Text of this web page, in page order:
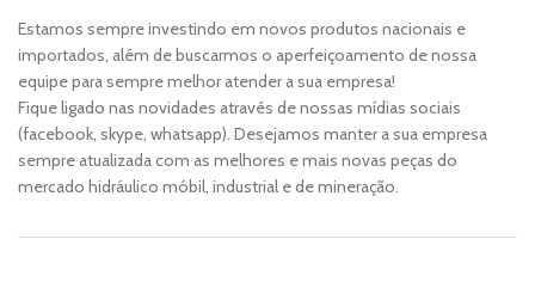
Estamos sempre investindo em novos produtos nacionais e
importados, além de buscarmos o aperfeiçoamento de nossa
equipe para sempre melhor atender a sua empresa!
Fique ligado nas novidades através de nossas mídias sociais
(facebook, skype, whatsapp). Desejamos manter a sua empresa
sempre atualizada com as melhores e mais novas peças do
mercado hidráulico móbil, industrial e de mineração.